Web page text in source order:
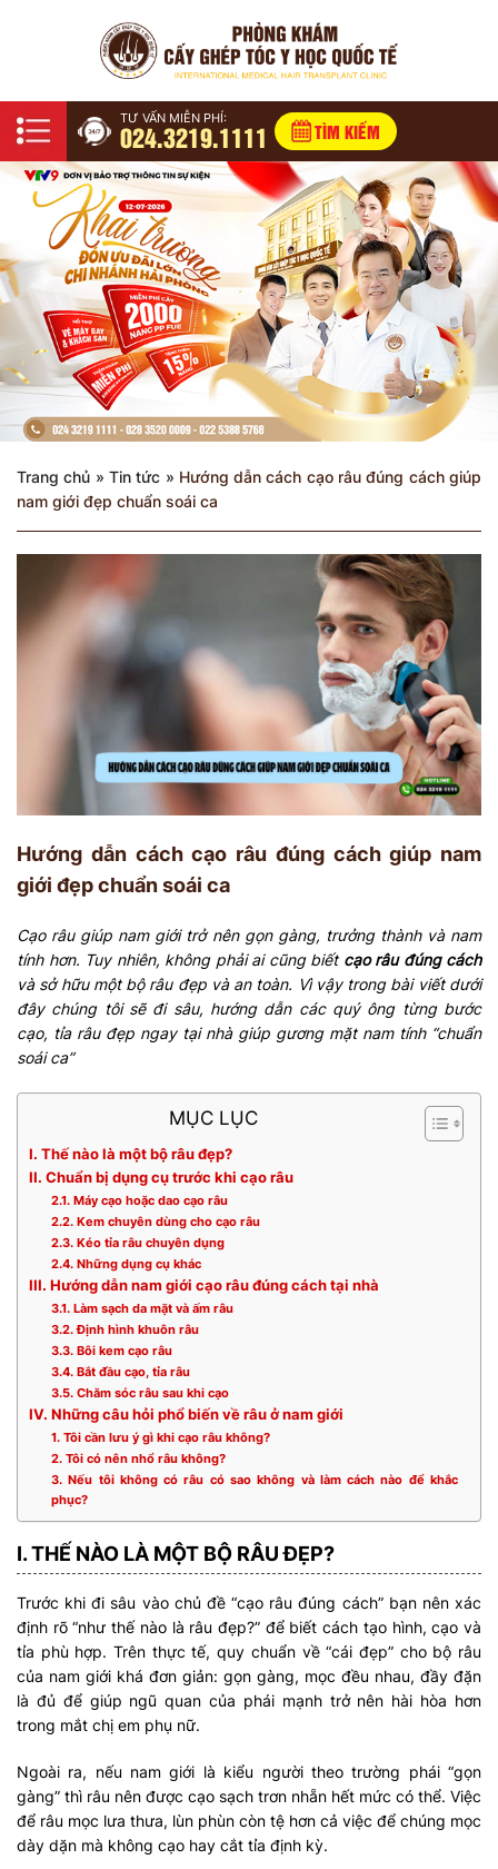
TƯ VẤN MIỄN PHÍ:
024.3219.1111 TÌM KIẾM
Trang chủ » Tin tức » Hướng dẫn cách cạo râu đúng cách giúp
nam giới đẹp chuẩn soái ca
Hướng dẫn cách cạo râu đúng cách giúp nam
giới đẹp chuẩn soái ca
Cạo râu giúp nam giới trở nên gọn gàng, trưởng thành và nam
tính hơn. Tuy nhiên, không phải ai cũng biết cạo râu đúng cách
và sở hữu một bộ râu đẹp và an toàn. Vì vậy trong bài viết dưới
đây chúng tôi sẽ đi sâu, hướng dẫn các quý ông từng bước
cạo, tỉa râu đẹp ngay tại nhà giúp gương mặt nam tính “chuẩn
soái ca”
MỤC LỤC
I. Thế nào là một bộ râu đẹp?
II. Chuẩn bị dụng cụ trước khi cạo râu
2.1. Máy cạo hoặc dao cạo râu
2.2. Kem chuyên dùng cho cạo râu
2.3. Kéo tỉa râu chuyên dụng
2.4. Những dụng cụ khác
III. Hướng dẫn nam giới cạo râu đúng cách tại nhà
3.1. Làm sạch da mặt và ấm râu
3.2. Định hình khuôn râu
3.3. Bôi kem cạo râu
3.4. Bắt đầu cạo, tỉa râu
3.5. Chăm sóc râu sau khi cạo
IV. Những câu hỏi phổ biến về râu ở nam giới
1. Tôi cần lưu ý gì khi cạo râu không?
2. Tôi có nên nhổ râu không?
3. Nếu tôi không có râu có sao không và làm cách nào để khắc
phục?
I. THẾ NÀO LÀ MỘT BỘ RÂU ĐẸP?
Trước khi đi sâu vào chủ đề “cạo râu đúng cách” bạn nên xác
định rõ “như thế nào là râu đẹp?” để biết cách tạo hình, cạo và
tỉa phù hợp. Trên thực tế, quy chuẩn về “cái đẹp” cho bộ râu
của nam giới khá đơn giản: gọn gàng, mọc đều nhau, đầy đặn
là đủ để giúp ngũ quan của phái mạnh trở nên hài hòa hơn
trong mắt chị em phụ nữ.
Ngoài ra, nếu nam giới là kiểu người theo trường phái “gọn
gàng” thì râu nên được cạo sạch trơn nhẵn hết mức có thể. Việc
để râu mọc lưa thưa, lùn phùn còn tệ hơn cả việc để chúng mọc
dày dặn mà không cạo hay cắt tỉa định kỳ.